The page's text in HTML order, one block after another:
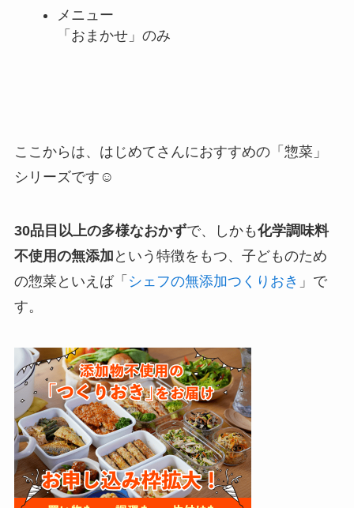
メニュー
「おまかせ」のみ
ここからは、はじめてさんにおすすめの「惣菜」
シリーズです☺
30品目以上の多様なおかずで、しかも化学調味料
不使用の無添加 という特徴をもつ、子どものため
の惣菜といえば「 シェフの無添加つくりおき 」で
す。